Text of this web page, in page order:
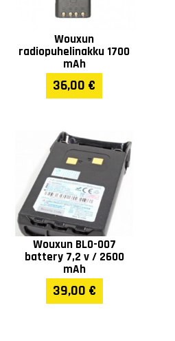
Wouxun
radiopuhelinakku 1700
mAh
36,00 €
Wouxun BLO-007
battery 7,2 v / 2600
mAh
39,00 €